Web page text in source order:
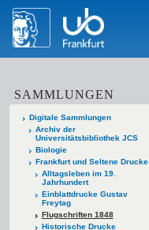
SAMMLUNGEN
Digitale Sammlungen
Archiv der
Universitätsbibliothek JCS
Biologie
Frankfurt und Seltene Drucke
Alltagsleben im 19.
Jahrhundert
Einblattdrucke Gustav
Freytag
Flugschriften 1848
Historische Drucke